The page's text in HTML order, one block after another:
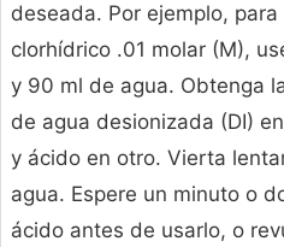
deseada. Por ejemplo,
clorhídrico .01 molar (M),
y 90 ml de agua. Obtenga
de agua desionizada (DI)
y ácido en otro. Vierta
agua. Espere un minuto o
ácido antes de usarlo, o